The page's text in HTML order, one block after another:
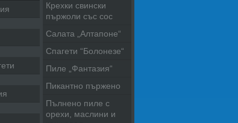
Крехки свински
пържоли със сос
Салата „Алтапоне“
Спагети “Болонезе“
Пиле „Фантазия“
Пикантно пържено
Пълнено пиле с
орехи, маслини и